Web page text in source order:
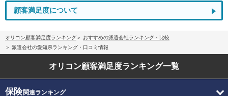
顧客満足度について
オリコン顧客満足度ランキング
おすすめの派遣会社ランキング・比較
派遣会社の愛知県ランキング・口コミ情報
オリコン顧客満足度ランキング一覧
保険関連ランキング